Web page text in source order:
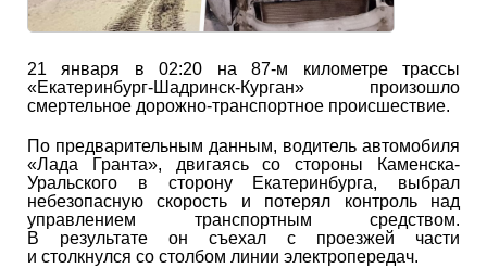
21 января в 02:20 на 87-м километре трассы
«Екатеринбург-Шадринск-Курган» произошло
смертельное дорожно-транспортное происшествие.
По предварительным данным, водитель автомобиля
«Лада Гранта», двигаясь со стороны Каменска-
Уральского в сторону Екатеринбурга, выбрал
небезопасную скорость и потерял контроль над
управлением транспортным средством.
В результате он съехал с проезжей части
и столкнулся со столбом линии электропередач.